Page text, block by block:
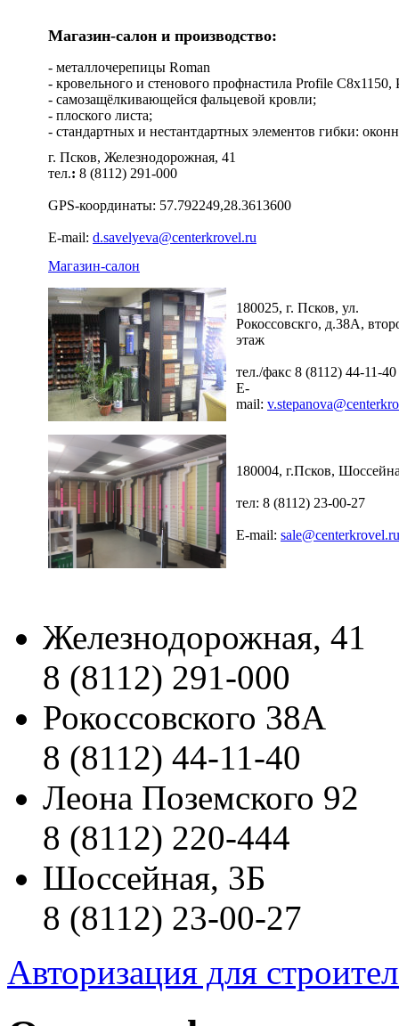
Магазин-салон и производство:
- металлочерепицы Roman
- кровельного и стенового профнастила Profile
- самозащёлкивающейся фальцевой кровли;
- плоского листа;
- стандартных и нестантдартных элементов гибки:
г. Псков, Железнодорожная, 41
тел.: 8 (8112) 291-000
GPS-координаты: 57.792249,28.3613600
E-mail: d.savelyeva@centerkrovel.ru
Магазин-салон
180025, г. Псков, ул.
Рокоссовскго, д.38А,
этаж
тел./факс 8 (8112) 44-11-40
E-
mail:
180004, г.Псков,
тел: 8 (8112) 23-00-27
E-mail: sale@centerkrovel.ru
Железнодорожная, 41
8 (8112) 291-000
Рокоссовского 38А
8 (8112) 44-11-40
Леона Поземского 92
8 (8112) 220-444
Шоссейная, 3Б
8 (8112) 23-00-27
Авторизация для